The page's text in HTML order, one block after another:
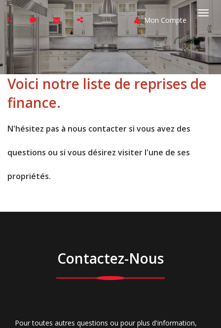
Mon Compte
la
Voici notre liste de reprises de
finance.
N'hésitez pas à nous contacter si vous avez des
questions ou si vous désirez visiter l'une de ses
propriétés.
Contactez-Nous
Pour toutes autres questions ou pour plus d'information,